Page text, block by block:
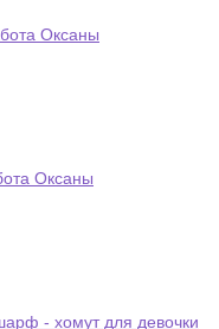
Оксаны
Оксаны
- хомут для девочки